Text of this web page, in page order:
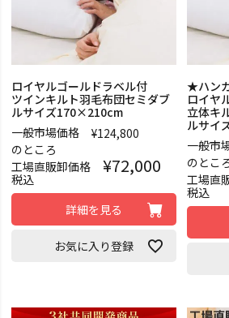
ロイヤルゴールドラベル付
ツインキルト羽毛布団セミダブ
ルサイズ170×210cm
一般市場価格
¥124,800
のところ
工場直販卸価格
¥72,000
税込
詳細を見る
お気に入り登録
★ハン
ロイヤ
立体キ
ルサイ
一般市
のとこ
工場直
税込